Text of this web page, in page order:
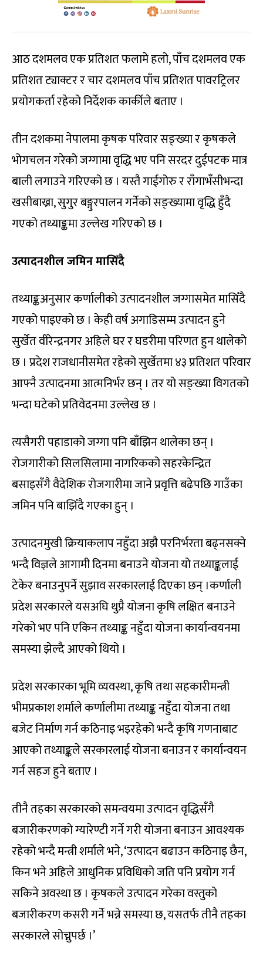
आठ दशमलव एक प्रतिशत फलामे हलो, पाँच दशमलव एक
प्रतिशत ट्याक्टर र चार दशमलव पाँच प्रतिशत पावरट्रिलर
प्रयोगकर्ता रहेको निर्देशक कार्कीले बताए ।
तीन दशकमा नेपालमा कृषक परिवार सङ्ख्या र कृषकले
भोगचलन गरेको जग्गामा वृद्धि भए पनि सरदर दुईपटक मात्र
बाली लगाउने गरिएको छ । यस्तै गाईगोरु र राँगाभँसीभन्दा
खसीबाख्रा, सुगुर बङ्गुरपालन गर्नेको सङ्ख्यामा वृद्धि हुँदै
गएको तथ्याङ्कमा उल्लेख गरिएको छ ।
उत्पादनशील जमिन मासिँदै
तथ्याङ्कअनुसार कर्णालीको उत्पादनशील जग्गासमेत मासिँदै
गएको पाइएको छ । केही वर्ष अगाडिसम्म उत्पादन हुने
सुर्खेत वीरेन्द्रनगर अहिले घर र घडरीमा परिणत हुन थालेको
छ । प्रदेश राजधानीसमेत रहेको सुर्खेतमा ४३ प्रतिशत परिवार
आफ्नै उत्पादनमा आत्मनिर्भर छन् । तर यो सङ्ख्या विगतको
भन्दा घटेको प्रतिवेदनमा उल्लेख छ ।
त्यसैगरी पहाडाको जग्गा पनि बाँझिन थालेका छन् ।
रोजगारीको सिलसिलामा नागरिकको सहरकेन्द्रित
बसाइसँगै वैदेशिक रोजगारीमा जाने प्रवृत्ति बढेपछि गाउँका
जमिन पनि बाझिँदै गएका हुन् ।
उत्पादनमुखी क्रियाकलाप नहुँदा अझै परनिर्भरता बढ्नसक्ने
भन्दै विज्ञले आगामी दिनमा बनाउने योजना यो तथ्याङ्कलाई
टेकेर बनाउनुपर्ने सुझाव सरकारलाई दिएका छन् ।कर्णाली
प्रदेश सरकारले यसअघि थुप्रै योजना कृषि लक्षित बनाउने
गरेको भए पनि एकिन तथ्याङ्क नहुँदा योजना कार्यान्वयनमा
समस्या झेल्दै आएको थियो ।
प्रदेश सरकारका भूमि व्यवस्था, कृषि तथा सहकारीमन्त्री
भीमप्रकाश शर्माले कर्णालीमा तथ्याङ्क नहुँदा योजना तथा
बजेट निर्माण गर्न कठिनाइ भइरहेको भन्दै कृषि गणनाबाट
आएको तथ्याङ्कले सरकारलाई योजना बनाउन र कार्यान्वयन
गर्न सहज हुने बताए ।
तीनै तहका सरकारको समन्वयमा उत्पादन वृद्धिसँगै
बजारीकरणको ग्यारेण्टी गर्ने गरी योजना बनाउन आवश्यक
रहेको भन्दै मन्त्री शर्माले भने, ‘उत्पादन बढाउन कठिनाइ छैन,
किन भने अहिले आधुनिक प्रविधिको जति पनि प्रयोग गर्न
सकिने अवस्था छ । कृषकले उत्पादन गरेका वस्तुको
बजारीकरण कसरी गर्ने भन्ने समस्या छ, यसतर्फ तीनै तहका
सरकारले सोच्नुपर्छ ।’